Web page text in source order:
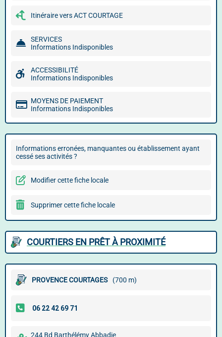
Itinéraire vers ACT COURTAGE
SERVICES
Informations Indisponibles
ACCESSIBILITÉ
Informations Indisponibles
MOYENS DE PAIEMENT
Informations Indisponibles
Informations erronées, manquantes ou établissement ayant
cessé ses activités ?
Modifier cette fiche locale
Supprimer cette fiche locale
COURTIERS EN PRÊT À PROXIMITÉ
PROVENCE COURTAGES (700 m)
244 Bd Barthélémy Abbadie